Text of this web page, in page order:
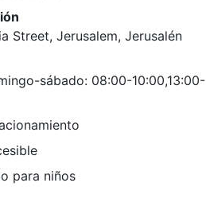
Street, Jerusalem, Jerusalén
sábado: 08:00-10:00,13:00-
para niños